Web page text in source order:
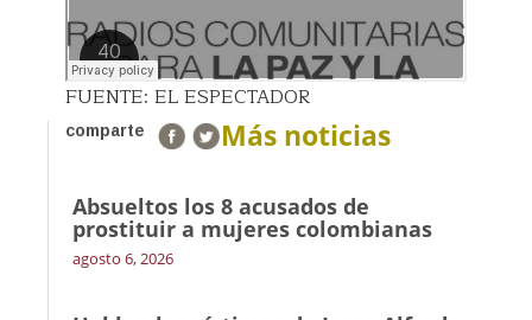
FUENTE: EL ESPECTADOR
comparte Más noticias
Absueltos los 8 acusados de
prostituir a mujeres colombianas
agosto 6, 2026